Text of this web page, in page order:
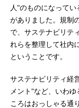
人"のものになって
がありました。規制
で、サステナビリテ
れらを整理して社内
ということです。
サステナビリティ経
メント"など、いわ
ころはおっしゃる通